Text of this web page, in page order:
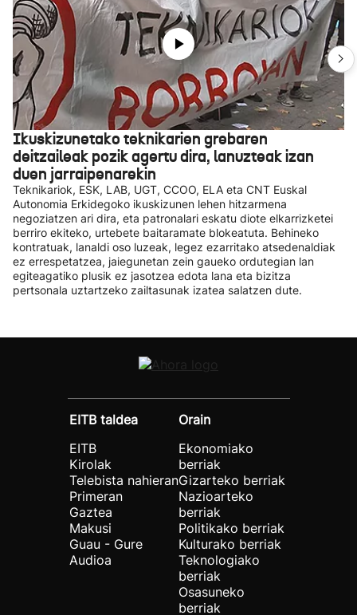
Ikuskizunetako teknikarien grebaren
deitzaileak pozik agertu dira, lanuzteak izan
duen jarraipenarekin
Teknikariok, ESK, LAB, UGT, CCOO, ELA eta CNT Euskal
Autonomia Erkidegoko ikuskizunen lehen hitzarmena
negoziatzen ari dira, eta patronalari eskatu diote elkarrizketei
berriro ekiteko, urtebete baitaramate blokeatuta. Behineko
kontratuak, lanaldi oso luzeak, legez ezarritako atsedenaldiak
ez errespetatzea, jaiegunetan zein gaueko ordutegian lan
egiteagatiko plusik ez jasotzea edota lana eta bizitza
pertsonala uztartzeko zailtasunak izatea salatzen dute.
EITB taldea
EITB
Kirolak
Telebista nahieran
Primeran
Gaztea
Makusi
Guau - Gure
Audioa
Orain
Ekonomiako
berriak
Gizarteko berriak
Nazioarteko
berriak
Politikako berriak
Kulturako berriak
Teknologiako
berriak
Osasuneko
berriak